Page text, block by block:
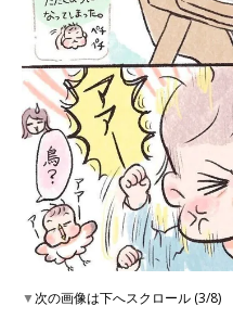
▼次の画像は下へスクロール (3/8)